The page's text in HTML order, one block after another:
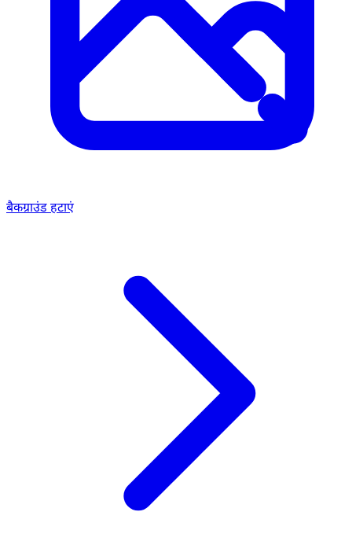
बैकग्राउंड हटाएं